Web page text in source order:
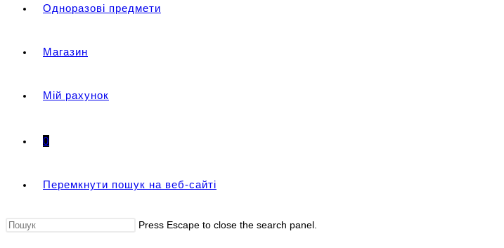
Одноразові предмети
Магазин
Мій рахунок
0
Перемкнути пошук на веб-сайті
Press Escape to close the search panel.